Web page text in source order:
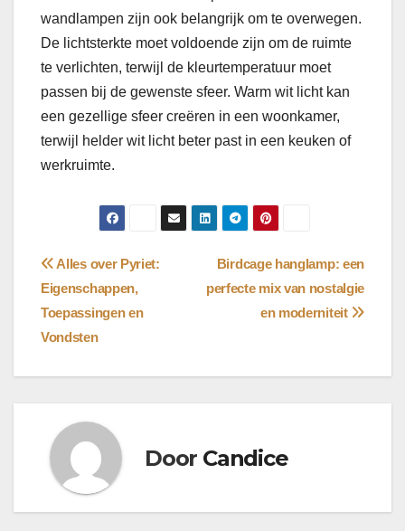
wandlampen zijn ook belangrijk om te overwegen.
De lichtsterkte moet voldoende zijn om de ruimte
te verlichten, terwijl de kleurtemperatuur moet
passen bij de gewenste sfeer. Warm wit licht kan
een gezellige sfeer creëren in een woonkamer,
terwijl helder wit licht beter past in een keuken of
werkruimte.
Bericht
navigatie
Birdcage hanglamp: een
perfecte mix van nostalgie
en moderniteit
Alles over Pyriet:
Eigenschappen,
Toepassingen en
Vondsten
Door Candice